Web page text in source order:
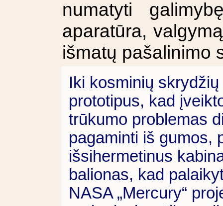
numatyti
aparatūra,
išmatų pašalinimo
Iki kosminių
prototipus, kad
trūkumo problemas
pagaminti iš gumos,
išsihermetinus
balionas, kad
NASA „Mercury“